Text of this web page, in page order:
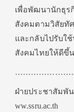
เพื่อพัฒนานักธุร
สังคมตามวิสัยทั
และกลับไปรับใ
สังคมไทยให้ดีขึ้
ฝ่ายประชาสัมพั
ww.ssru.ac.th